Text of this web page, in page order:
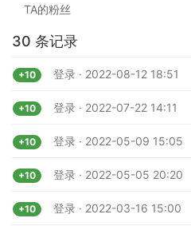
TA的粉丝
30 条记录
+10 登录 · 2022-08-12 18:51
+10 登录 · 2022-07-22 14:11
+10 登录 · 2022-05-09 15:05
+10 登录 · 2022-05-05 20:20
+10 登录 · 2022-03-16 15:00